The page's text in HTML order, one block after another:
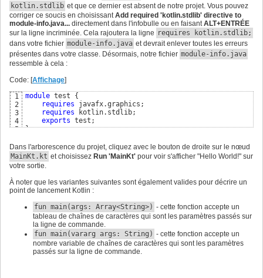
kotlin.stdlib et que ce dernier est absent de notre projet. Vous pouvez
corriger ce soucis en choisissantAdd required 'kotlin.stdlib' directive to
module-info.java... directement dans l'infobulle ou en faisantALT+ENTRÉE
sur la ligne incriminée. Cela rajoutera la ligne requires kotlin.stdlib;
dans votre fichier module-info.java et devrait enlever toutes les erreurs
présentes dans votre classe. Désormais, notre fichier module-info.java
ressemble à cela :
Code: [Affichage]
1
2
3
4
5
module test {
requires javafx.graphics;
requires kotlin.stdlib;
exports
}
Dans l'arborescence du projet, cliquez avec le bouton de droite sur le nœud
MainKt.kt et choisissez Run 'MainKt' pour voir s'afficher "Hello World!" sur
votre sortie.
À noter que les variantes suivantes sont également valides pour décrire un
point de lancement Kotlin :
fun main(args: Array<String>) - cette fonction accepte un
tableau de chaînes de caractères qui sont les paramètres passés sur
la ligne de commande.
fun main(vararg args: String) - cette fonction accepte un
nombre variable de chaînes de caractères qui sont les paramètres
passés sur la ligne de commande.